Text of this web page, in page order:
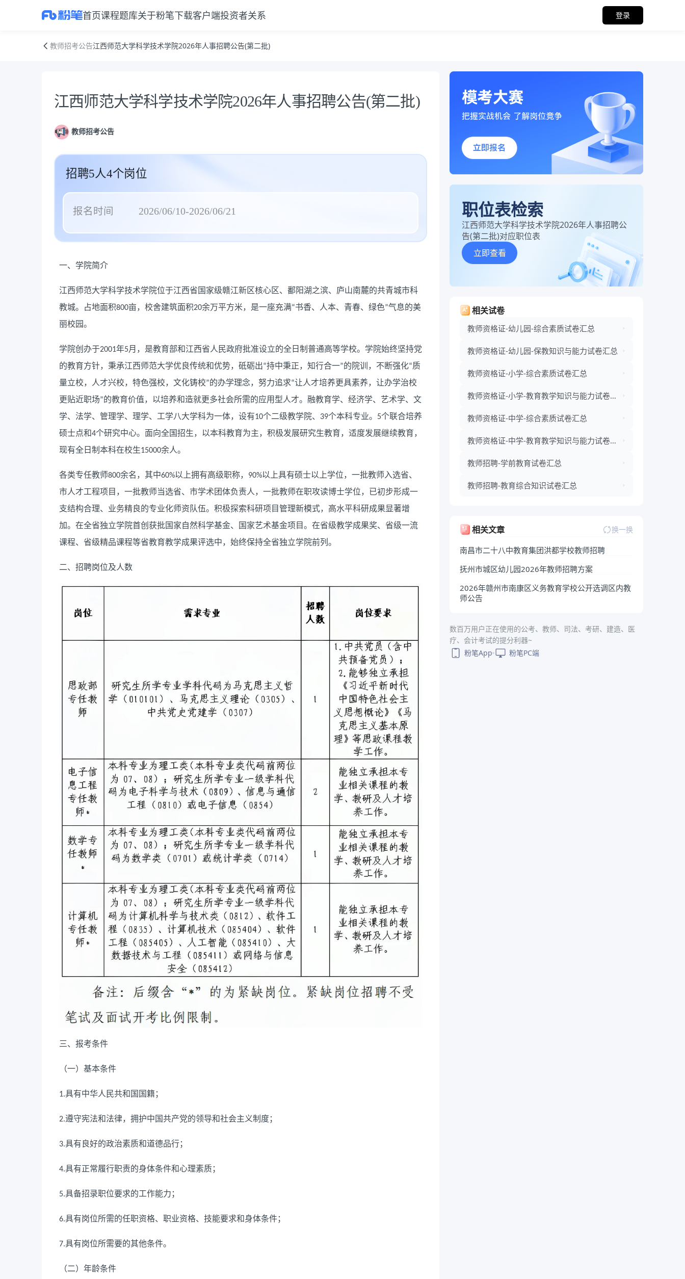
首页课程题库关于粉笔下载客户端投资者关系 登录
教师招考公告江西师范大学科学技术学院2026年人事招聘公告(第二批)
公告正文
江西师范大学科学技术学院2026年人事招聘公告(第二批)
教师招考公告
招聘5人4个岗位
报名时间 2026/06/10-2026/06/21
一、学院简介
江西师范大学科学技术学院位于江西省国家级赣江新区核心区、鄱阳湖之滨、庐山南麓的共青城市科
教城。占地面积800亩，校舍建筑面积20余万平方米，是一座充满“书香、人本、青春、绿色”气息的美
丽校园。
学院创办于2001年5月，是教育部和江西省人民政府批准设立的全日制普通高等学校。学院始终坚持党
的教育方针，秉承江西师范大学优良传统和优势，砥砺出“持中秉正，知行合一”的院训，不断强化“质
量立校，人才兴校，特色强校，文化铸校”的办学理念，努力追求“让人才培养更具素养，让办学治校
更贴近职场”的教育价值，以培养和造就更多社会所需的应用型人才。融教育学、经济学、艺术学、文
学、法学、管理学、理学、工学八大学科为一体，设有10个二级教学院、 39个本科专业。 5个联合培养
硕士点和4个研究中心。面向全国招生，以本科教育为主，积极发展研究生教育，适度发展继续教育，
现有全日制本科在校生15000余人。
各类专任教师800余名，其中60%以上拥有高级职称， 90%以上具有硕士以上学位，一批教师入选省、
市人才工程项目，一批教师当选省、市学术团体负责人，一批教师在职攻读博士学位，已初步形成一
支结构合理、业务精良的专业化师资队伍。积极探索科研项目管理新模式，高水平科研成果显著增
加。在全省独立学院首创获批国家自然科学基金、国家艺术基金项目。在省级教学成果奖、省级一流
课程、省级精品课程等省教育教学成果评选中，始终保持全省独立学院前列。
二、招聘岗位及人数
三、报考条件
（一）基本条件
1.具有中华人民共和国国籍；
2.遵守宪法和法律，拥护中国共产党的领导和社会主义制度；
3.具有良好的政治素质和道德品行；
4.具有正常履行职责的身体条件和心理素质；
5.具备招录职位要求的工作能力；
6.具有岗位所需的任职资格、职业资格、技能要求和身体条件；
7.具有岗位所需要的其他条件。
（二）年龄条件
职位表检索
江西师范大学科学技术学院2026年人事招聘公
告(第二批)对应职位表
立即查看
相关试卷
教师资格证-幼儿园-综合素质试卷汇总
教师资格证-幼儿园-保教知识与能力试卷汇总
教师资格证-小学-综合素质试卷汇总
教师资格证-小学-教育教学知识与能力试卷汇
教师资格证-中学-综合素质试卷汇总
教师资格证-中学-教育教学知识与能力试卷汇
教师招聘-学前教育试卷汇总
教师招聘-教育综合知识试卷汇总
相关文章 换一换
南昌市二十八中教育集团洪都学校教师招聘
抚州市城区幼儿园2026年教师招聘方案
2026年赣州市南康区义务教育学校公开选调区内教
师公告
数百万用户正在使用的公考、教师、司法、考研、建造、医
疗、会计考试的提分利器~
粉笔App
粉笔PC端